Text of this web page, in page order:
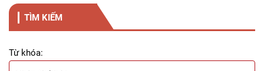
TÌM KIẾM
Từ khóa: